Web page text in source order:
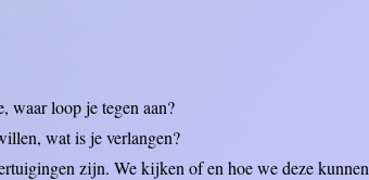
waar loop je tegen aan?
wat is je verlangen?
zijn. We kijken of en hoe we deze kunnen